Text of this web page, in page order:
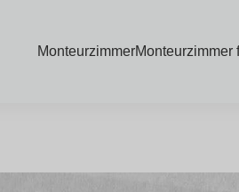
MonteurzimmerMonteurzimmer